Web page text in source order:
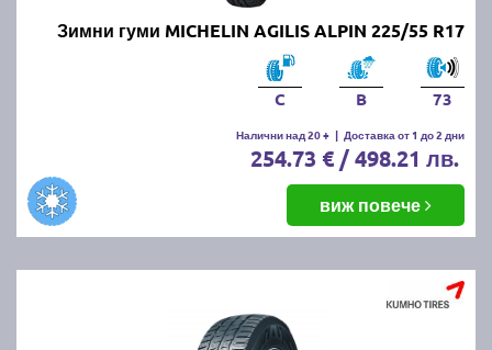
Зимни гуми MICHELIN AGILIS ALPIN 225/55 R17
C B 73
Налични над 20 + | Доставка от 1 до 2 дни
254.73 € / 498.21 лв.
виж повече